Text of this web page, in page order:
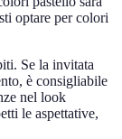
optare per colori
Se la invitata
è consigliabile
nel look
le aspettative,